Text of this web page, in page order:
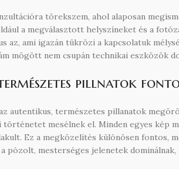
törekszem, ahol alaposan
a megválasztott helyszíneket és a
az, ami igazán tükrözi a kapcsolatuk
mögött nem csupán technikai eszközök
pillnatok
autentikus, természetes pillanatok
mesélnek el. Minden egyes kép
Ez a megközelítés különösen fontos,
pózolt, mesterséges jelenetek